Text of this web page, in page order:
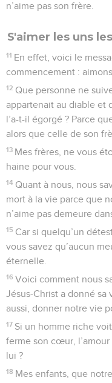
n’aime pas son frère.
S'aimer les uns
11 En effet, voici le
commencement :
12 Que personne ne
appartenait au diable et
l’a-t-il égorgé ? Parce
alors que celle de son
13 Mes frères, ne vous
haine pour vous.
14 Quant à nous, nous
mort à la vie parce que
n’aime pas demeure
15 Car si quelqu’un
vous savez qu’aucun
éternelle.
16 Voici comment nous
Jésus-Christ a donné sa
aussi, donner notre vie
17 Si un homme riche
ferme son cœur,
lui ?
18 Mes enfants, que